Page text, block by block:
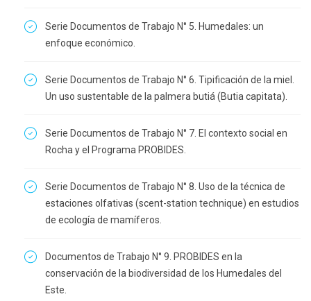
Serie Documentos de Trabajo N° 5. Humedales: un
enfoque económico.
Serie Documentos de Trabajo N° 6. Tipificación de la miel.
Un uso sustentable de la palmera butiá (Butia capitata).
Serie Documentos de Trabajo N° 7. El contexto social en
Rocha y el Programa PROBIDES.
Serie Documentos de Trabajo N° 8. Uso de la técnica de
estaciones olfativas (scent-station technique) en estudios
de ecología de mamíferos.
Documentos de Trabajo N° 9. PROBIDES en la
conservación de la biodiversidad de los Humedales del
Este.